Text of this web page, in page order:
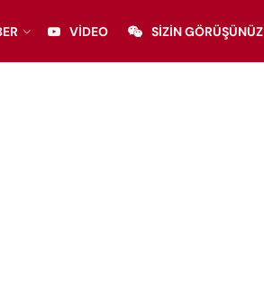
VIDEO SIZIN GÖRÜŞÜNÜZ